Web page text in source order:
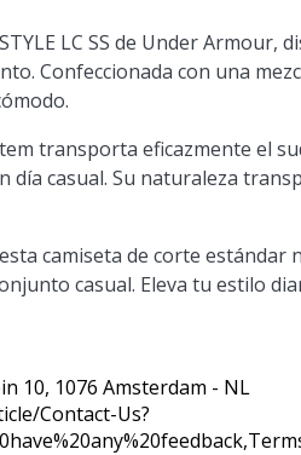
LC SS de Under
Confeccionada con una
transporta eficazmente el
día casual. Su naturaleza
camiseta de corte
casual. Eleva tu estilo
10, 1076 Amsterdam - NL
Contact-Us?